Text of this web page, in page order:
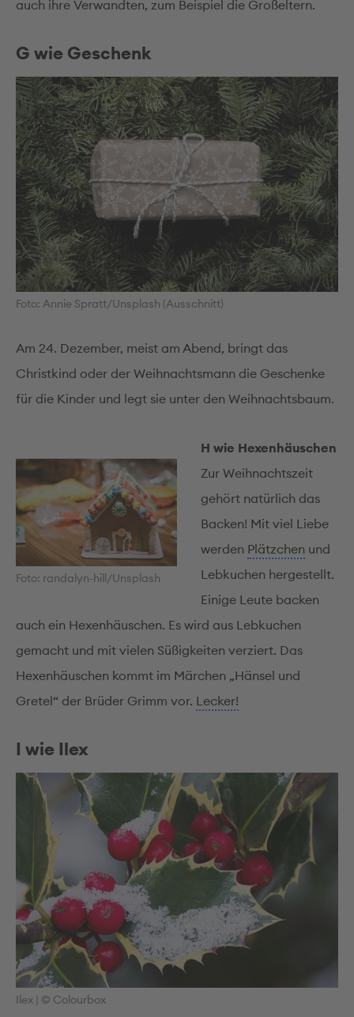
auch ihre Verwandten, zum Beispiel die Großeltern.
G wie Geschenk
Foto: Annie Spratt/Unsplash (Ausschnitt)
Am 24. Dezember, meist am Abend, bringt das
Christkind oder der Weihnachtsmann die Geschenke
für die Kinder und legt sie unter den Weihnachtsbaum.
Foto: randalyn-hill/Unsplash
H wie Hexen­häuschen
Zur Weihnachts­zeit
gehört natürlich das
Backen! Mit viel Liebe
werden Plätzchen und
Lebkuchen hergestellt.
Einige Leute backen
auch ein Hexen­­häuschen. Es wird aus Lebkuchen
gemacht und mit vielen Süßigkeiten verziert. Das
Hexen­­häuschen kommt im Märchen „Hänsel und
Gretel“ der Brüder Grimm vor. Lecker!
I wie Ilex
Ilex | © Colourbox